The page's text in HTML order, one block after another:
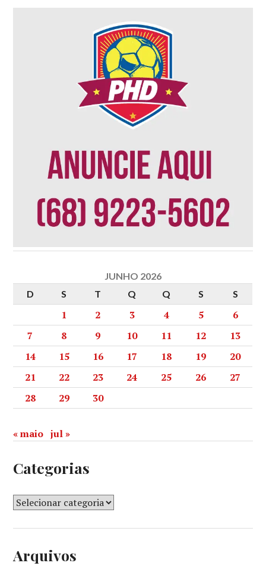
JUNHO 2026
D
S T Q Q S S
1 2 3 4 5
6
7
8 9 10 11 12
13
14
15 16 17 18 19
20
21
22 23 24 25 26
27
28
29 30
« maio jul »
Categorias
Arquivos